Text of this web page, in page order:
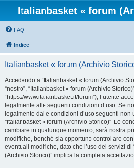
Italianbasket « forum
FAQ
Indice
Italianbasket « forum (Archivio
Accedendo a “Italianbasket « forum (Archivio
“nostro”, “Italianbasket « forum (Archivio
“https://www.italianbasket.it/forum”), l’utente
legalmente alle seguenti condizioni d’uso. Se
legalmente dalle condizioni d’uso seguenti non
“Italianbasket « forum (Archivio Storico)”. Le
cambiare in qualunque momento, sarà nostra
modifiche, benché sia opportuno controllare
eventuali modifiche, dato che l’uso dei servizi di
(Archivio Storico)” implica la completa